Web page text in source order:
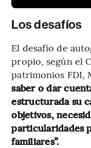
Los desafíos
El desafío de
propio, según el
patrimonios FDI,
saber o dar
estructurada su
objetivos,
particularidades
familiares”.